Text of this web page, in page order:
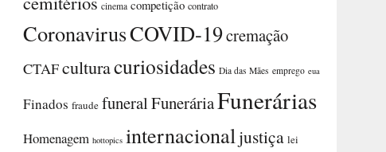
cinema competição contrato
CoronavirusCOVID-19cremação
CTAFculturacuriosidades Dia das Mães emprego eua
Finados fraude funeralFuneráriaFunerárias
Homenagem hottopics internacionaljustiça lei